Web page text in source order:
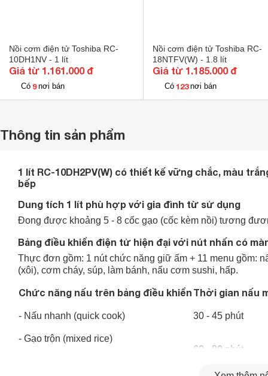
Nồi cơm điện tử Toshiba RC-
10DH1NV - 1 lít
Giá từ 1.161.000 đ
Có 9 nơi bán
Nồi cơm điện tử Toshiba RC-
18NTFV(W) - 1.8 lít
Giá từ 1.185.000 đ
Có 123 nơi bán
Thông tin sản phẩm
1 lít RC-10DH2PV(W) có thiết kế vững chắc, màu
bếp
Dung tích 1 lít phù hợp với gia đình từ sử dụng
Đong được khoảng 5 - 8 cốc gạo (cốc kèm nồi) tương
Bảng điều khiển điện tử hiện đại với nút nhấn có
Thực đơn gồm: 1 nút chức năng giữ ấm + 11 menu gồm:
(xôi), cơm cháy, súp, làm bánh, nấu cơm sushi, hấp.
Chức năng nấu trên bảng điều khiển Thời gian nấu
- Nấu nhanh (quick cook) 30 - 45 phút
- Gạo trộn (mixed rice)
60 - 80 phút